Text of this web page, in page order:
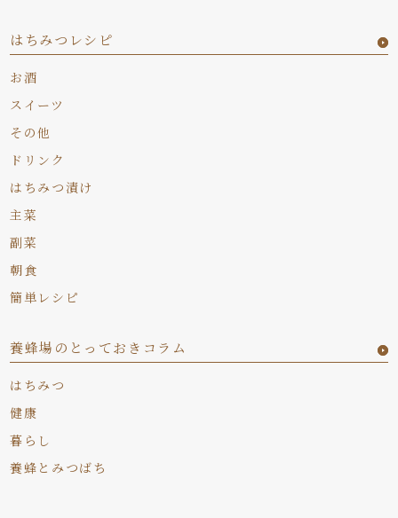
はちみつレシピ
お酒
スイーツ
その他
ドリンク
はちみつ漬け
主菜
副菜
朝食
簡単レシピ
養蜂場のとっておきコラム
はちみつ
健康
暮らし
養蜂とみつばち